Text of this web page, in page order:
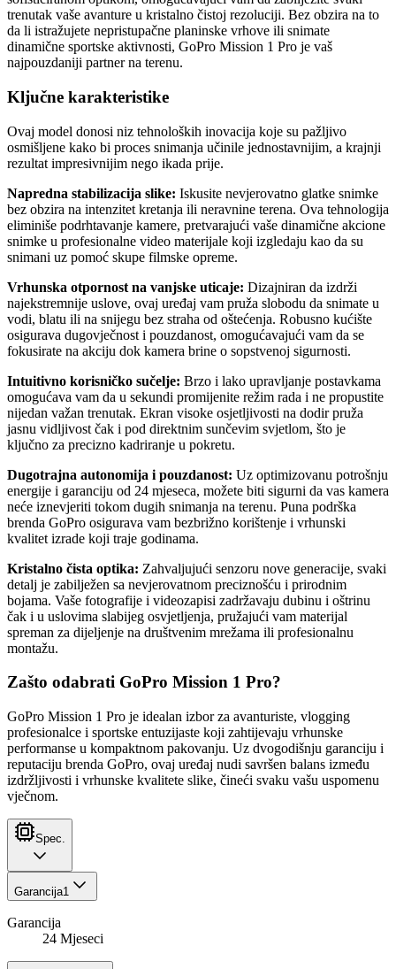
trenutak vaše avanture u kristalno čistoj rezoluciji. Bez obzira na to
da li istražujete nepristupačne planinske vrhove ili snimate
dinamične sportske aktivnosti, GoPro Mission 1 Pro je vaš
najpouzdaniji partner na terenu.
Ključne karakteristike
Ovaj model donosi niz tehnoloških inovacija koje su pažljivo
osmišljene kako bi proces snimanja učinile jednostavnijim, a krajnji
rezultat impresivnijim nego ikada prije.
Napredna stabilizacija slike: Iskusite nevjerovatno glatke snimke
bez obzira na intenzitet kretanja ili neravnine terena. Ova tehnologija
eliminiše podrhtavanje kamere, pretvarajući vaše dinamične akcione
snimke u profesionalne video materijale koji izgledaju kao da su
snimani uz pomoć skupe filmske opreme.
Vrhunska otpornost na vanjske uticaje: Dizajniran da izdrži
najekstremnije uslove, ovaj uređaj vam pruža slobodu da snimate u
vodi, blatu ili na snijegu bez straha od oštećenja. Robusno kućište
osigurava dugovječnost i pouzdanost, omogućavajući vam da se
fokusirate na akciju dok kamera brine o sopstvenoj sigurnosti.
Intuitivno korisničko sučelje: Brzo i lako upravljanje postavkama
omogućava vam da u sekundi promijenite režim rada i ne propustite
nijedan važan trenutak. Ekran visoke osjetljivosti na dodir pruža
jasnu vidljivost čak i pod direktnim sunčevim svjetlom, što je
ključno za precizno kadriranje u pokretu.
Dugotrajna autonomija i pouzdanost: Uz optimizovanu potrošnju
energije i garanciju od 24 mjeseca, možete biti sigurni da vas kamera
neće iznevjeriti tokom dugih snimanja na terenu. Puna podrška
brenda GoPro osigurava vam bezbrižno korištenje i vrhunski
kvalitet izrade koji traje godinama.
Kristalno čista optika: Zahvaljujući senzoru nove generacije, svaki
detalj je zabilježen sa nevjerovatnom preciznošću i prirodnim
bojama. Vaše fotografije i videozapisi zadržavaju dubinu i oštrinu
čak i u uslovima slabijeg osvjetljenja, pružajući vam materijal
spreman za dijeljenje na društvenim mrežama ili profesionalnu
montažu.
Zašto odabrati GoPro Mission 1 Pro?
GoPro Mission 1 Pro je idealan izbor za avanturiste, vlogging
profesionalce i sportske entuzijaste koji zahtijevaju vrhunske
performanse u kompaktnom pakovanju. Uz dvogodišnju garanciju i
reputaciju brenda GoPro, ovaj uređaj nudi savršen balans između
izdržljivosti i vrhunske kvalitete slike, čineći svaku vašu uspomenu
vječnom.
Spec.
Garancija1
Garancija
24 Mjeseci